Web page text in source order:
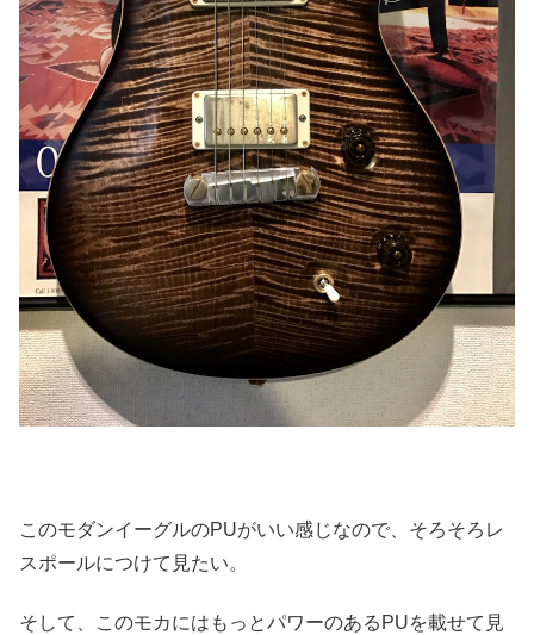
このモダンイーグルのPUがいい感じなので、そろそろレ
スポールにつけて見たい。
そして、このモカにはもっとパワーのあるPUを載せて見